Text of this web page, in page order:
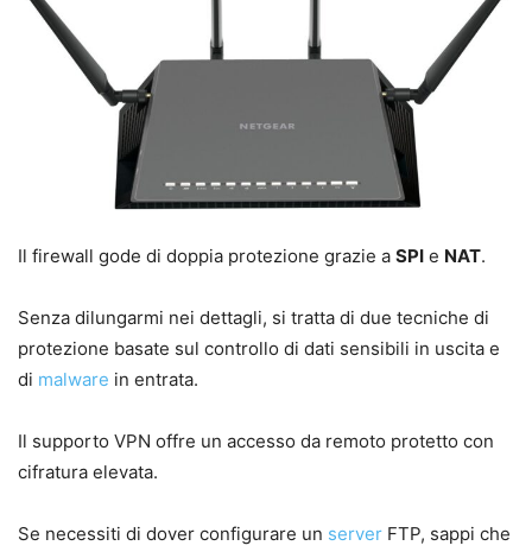
Il firewall gode di doppia protezione grazie a SPI e NAT.
Senza dilungarmi nei dettagli, si tratta di due tecniche di
protezione basate sul controllo di dati sensibili in uscita e
di malware in entrata.
Il supporto VPN offre un accesso da remoto protetto con
cifratura elevata.
Se necessiti di dover configurare un server FTP, sappi che